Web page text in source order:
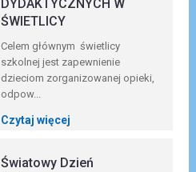
DYDAKTYCZNYCH W
ŚWIETLICY
Celem głównym świetlicy
szkolnej jest zapewnienie
dzieciom zorganizowanej opieki,
odpow...
Czytaj więcej
Światowy Dzień